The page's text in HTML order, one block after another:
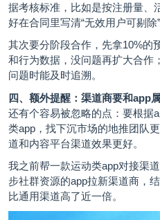
据考核标准，比如是按注册量、
好在合同里写清“无效用户可剔除”
其次要分阶段合作，先拿10%的
和行为数据，没问题再扩大合作
问题时能及时追溯。
四、额外提醒：渠道商要和app
还有个容易被忽略的点：要根据
类app，找下沉市场的地推团队
道和内容平台渠道效果更好。
我之前帮一款运动类app对接渠
步社群资源的app拉新渠道商，
比通用渠道高了近一倍。